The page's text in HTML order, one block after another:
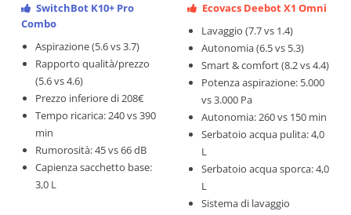
SwitchBot K10+ Pro
Combo
Aspirazione (5.6 vs 3.7)
Rapporto qualità/prezzo
(5.6 vs 4.6)
Prezzo inferiore di 208€
Tempo ricarica: 240 vs 390
min
Rumorosità: 45 vs 66 dB
Capienza sacchetto base:
3,0 L
Ecovacs Deebot X1 Omni
Lavaggio (7.7 vs 1.4)
Autonomia (6.5 vs 5.3)
Smart & comfort (8.2 vs 4.4)
Potenza aspirazione: 5.000
vs 3.000 Pa
Autonomia: 260 vs 150 min
Serbatoio acqua pulita: 4,0
L
Serbatoio acqua sporca: 4,0
L
Sistema di lavaggio